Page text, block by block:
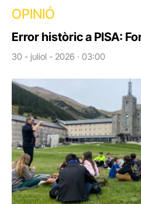
OPINIÓ
Error històric a PISA:
30 - juliol - 2026 · 03:00